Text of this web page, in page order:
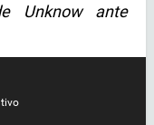
Unknow ante